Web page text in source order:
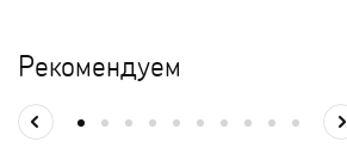
Рекомендуем